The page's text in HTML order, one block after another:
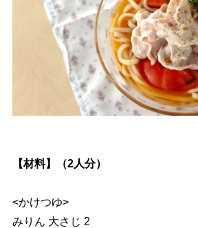
【材料】（2人分）
<かけつゆ>
みりん 大さじ 2